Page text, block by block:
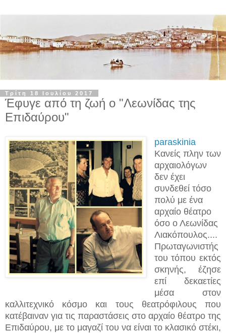
Τρίτη 18 Ιουλίου 2017
Έφυγε από τη ζωή ο "Λεωνίδας της
Επιδαύρου"
paraskinia
Κανείς πλην των
αρχαιολόγων
δεν έχει
συνδεθεί τόσο
πολύ με ένα
αρχαίο θέατρο
όσο ο Λεωνίδας
Λιακόπουλος....
Πρωταγωνιστής
του τόπου εκτός
σκηνής, έζησε
επί δεκαετίες
μέσα στον
καλλιτεχνικό κόσμο και τους θεατρόφιλους που
κατέβαιναν για τις παραστάσεις στο αρχαίο θέατρο της
Επιδαύρου, με το μαγαζί του να είναι το κλασικό στέκι,